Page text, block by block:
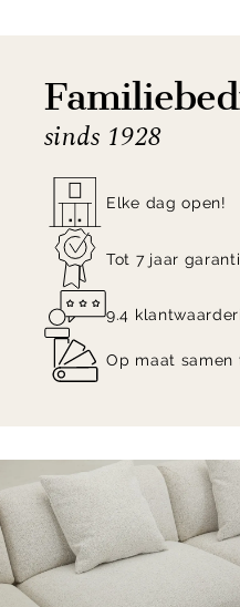
hoekbank Zayn van
de mogelijkheden!
sinds 1928
Elke dag open!
Tot 7 jaar
9.4
Op maat samen
Item
1
of
3